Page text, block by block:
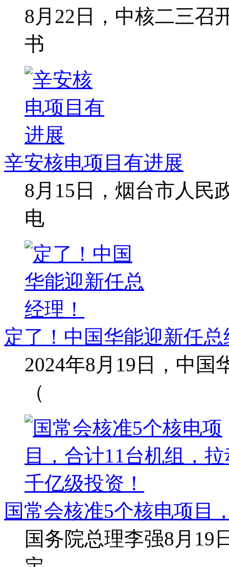
8月22日，中核二三召
书
辛安核电项目有进展
8月15日，烟台市人民
电
定了！中国华能迎新任
2024年8月19日，中国
（
国常会核准5个核电项目
国务院总理李强8月19